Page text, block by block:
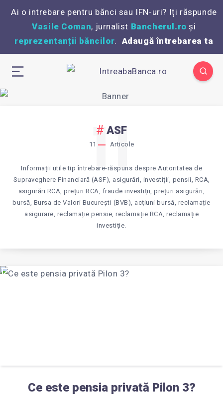
Ai o intrebare pentru bănci sau IFN-uri? Iți răspunde
Vasile Coman, jurnalist Bancherul.ro și
reprezentanții băncilor. Adaugă întrebarea ta
ASF
11 Articole
11
Informații utile tip întrebare-răspuns despre Autoritatea de
Supraveghere Financiară (ASF), asigurări, investiții, pensii, RCA,
asigurări RCA, prețuri RCA, fraude investiții, prețuri asigurări,
bursă, Bursa de Valori București (BVB), acțiuni bursă, reclamație
asigurare, reclamație pensie, reclamație RCA, reclamație
investiție.
Ce este pensia privată Pilon 3?